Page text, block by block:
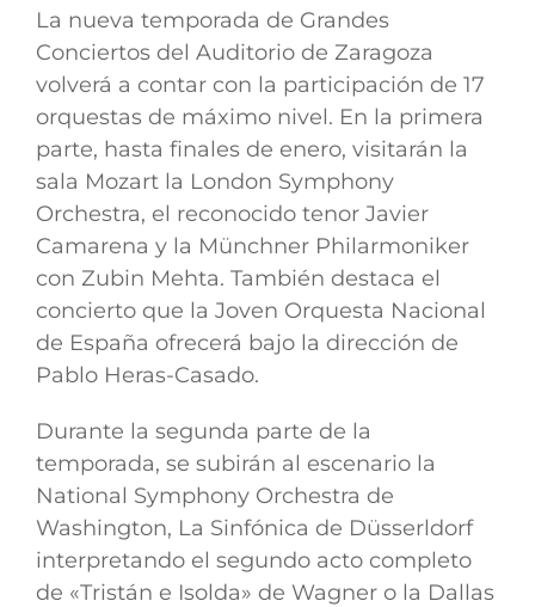
La nueva temporada de Grandes
Conciertos del Auditorio de Zaragoza
volverá a contar con la participación de 17
orquestas de máximo nivel. En la primera
parte, hasta finales de enero, visitarán la
sala Mozart la London Symphony
Orchestra, el reconocido tenor Javier
Camarena y la Münchner Philarmoniker
con Zubin Mehta. También destaca el
concierto que la Joven Orquesta Nacional
de España ofrecerá bajo la dirección de
Pablo Heras-Casado.
Durante la segunda parte de la
temporada, se subirán al escenario la
National Symphony Orchestra de
Washington, La Sinfónica de Düsserldorf
interpretando el segundo acto completo
de «Tristán e Isolda» de Wagner o la Dallas